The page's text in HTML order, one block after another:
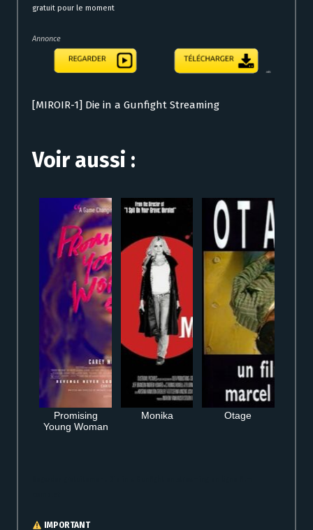
gratuit pour le moment
Annonce
[MIROIR-1] Die in a Gunfight Streaming
Voir aussi :
Promising
Young Woman
Monika Otage
IMPORTANT